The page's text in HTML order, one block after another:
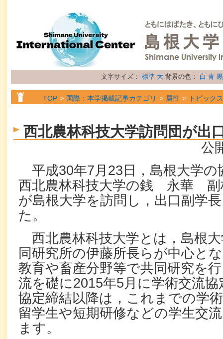
文字サイズ： 標準 大 背景の色： 白 青 黒
TOP 国際：本学掲載記事カテゴリ 属性 トピックス
西北農林科技大学訪問団が出
公
平成30年7月 23 日，島根大学
西北農林科技大学の銭 永華 副
が島根大学を訪問し，出口副学
た。
西北農林科技大学とは，島根
同研究所の伊藤所長らが中心と
教育や畜産分野等で共同研究を
流を礎に2015年5月に学術交流
協定締結以降は，これまでの学
留学生や短期研修などの学生交
ます。